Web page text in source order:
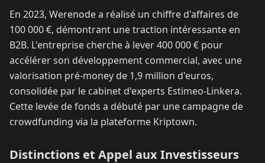
En 2023, Werenode a réalisé un chiffre d'affaires de
100 000 €, démontrant une traction intéressante en
B2B. L'entreprise cherche à lever 400 000 € pour
accélérer son développement commercial, avec une
valorisation pré-money de 1,9 million d'euros,
consolidée par le cabinet d'experts Estimeo-Linkera.
Cette levée de fonds a débuté par une campagne de
crowdfunding via la plateforme Kriptown.​
Distinctions et Appel aux Investisseurs